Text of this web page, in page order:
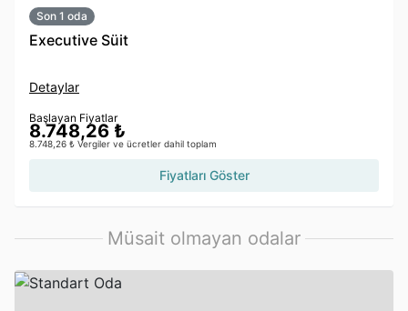
Son 1 oda
Executive Süit
Detaylar
Başlayan Fiyatlar
8.748,26 ₺
8.748,26 ₺ Vergiler ve ücretler dahil toplam
Fiyatları Göster
Müsait olmayan odalar